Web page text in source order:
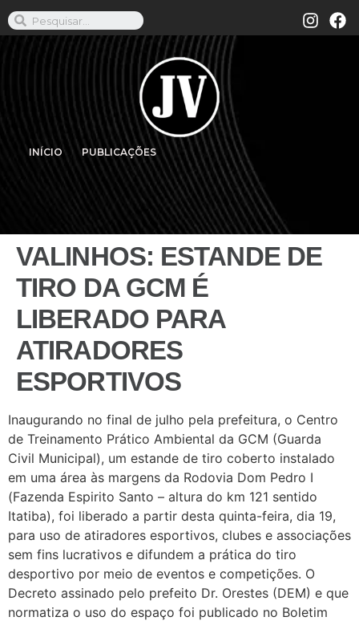
INÍCIO PUBLICAÇÕES
VALINHOS: ESTANDE DE
TIRO DA GCM É
LIBERADO PARA
ATIRADORES
ESPORTIVOS
Inaugurando no final de julho pela prefeitura, o Centro
de Treinamento Prático Ambiental da GCM (Guarda
Civil Municipal), um estande de tiro coberto instalado
em uma área às margens da Rodovia Dom Pedro I
(Fazenda Espirito Santo – altura do km 121 sentido
Itatiba), foi liberado a partir desta quinta-feira, dia 19,
para uso de atiradores esportivos, clubes e associações
sem fins lucrativos e difundem a prática do tiro
desportivo por meio de eventos e competições. O
Decreto assinado pelo prefeito Dr. Orestes (DEM) e que
normatiza o uso do espaço foi publicado no Boletim